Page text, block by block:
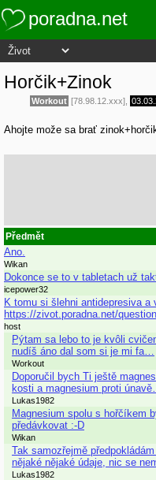
poradna.net
Horčik+Zinok
Workout [78.98.12.xxx],
Ahojte može sa brať
Předmět
Ano.
Wikan
Dokonce se to v tabletach už
icepower32
K tomu si šlehni antidepresiva a
https://zivot.poradna.net/
host
Pýtam sa lebo to je kvôli
nudíš áno dal som si je mi fa…
Workout
Doporučil bych Ti ještě
kosti a magnesium proti únavě…
Lukas1982
Magnesium spolu s hořčíkem
předávkovat :-D
Wikan
Tak samozřejmě
nějaké nějaké údaje, nic se
Lukas1982